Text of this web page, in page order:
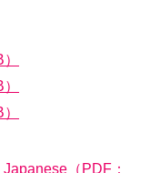
（PDF：